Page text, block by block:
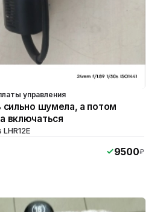
управления
сильно шумела, а потом
включаться
9500₽